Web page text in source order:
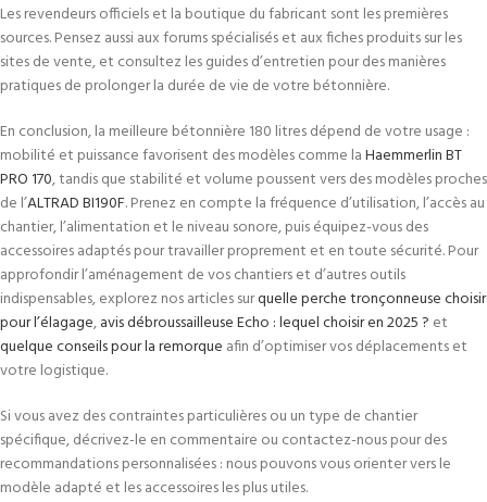
Les revendeurs officiels et la boutique du fabricant sont les premières
sources. Pensez aussi aux forums spécialisés et aux fiches produits sur les
sites de vente, et consultez les guides d’entretien pour des manières
pratiques de prolonger la durée de vie de votre bétonnière.
En conclusion, la meilleure bétonnière 180 litres dépend de votre usage :
mobilité et puissance favorisent des modèles comme laHaemmerlin BT
PRO 170, tandis que stabilité et volume poussent vers des modèles proches
de l’ALTRAD BI190F. Prenez en compte la fréquence d’utilisation, l’accès au
chantier, l’alimentation et le niveau sonore, puis équipez-vous des
accessoires adaptés pour travailler proprement et en toute sécurité. Pour
approfondir l’aménagement de vos chantiers et d’autres outils
indispensables, explorez nos articles surquelle perche tronçonneuse choisir
pour l’élagage,avis débroussailleuse Echo : lequel choisir en 2025 ? et
quelque conseils pour la remorque afin d’optimiser vos déplacements et
votre logistique.
Si vous avez des contraintes particulières ou un type de chantier
spécifique, décrivez-le en commentaire ou contactez-nous pour des
recommandations personnalisées : nous pouvons vous orienter vers le
modèle adapté et les accessoires les plus utiles.